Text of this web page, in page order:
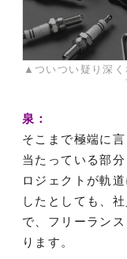
▲ついつい疑り深
泉：
そこまで極端に
当たっている部
ロジェクトが軌
したとしても、
で、フリーラン
ります。